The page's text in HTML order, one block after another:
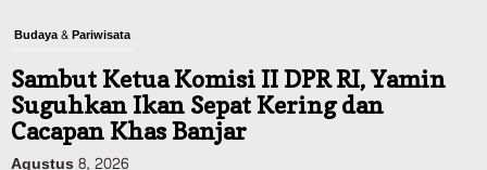
Budaya & Pariwisata
Sambut Ketua Komisi II DPR RI, Yamin
Suguhkan Ikan Sepat Kering dan
Cacapan Khas Banjar
Agustus 8, 2026